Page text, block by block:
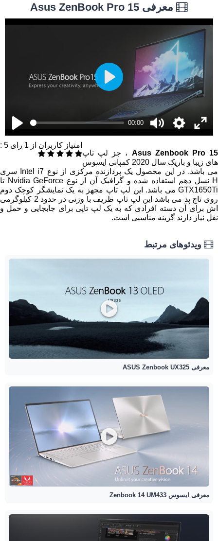
معرفی Asus ZenBook Pro 15
00:00
Play
امتیاز کاربران از 1 رای 5
:
Asus Zenbook Pro 15 ، جز لپ تاپ
های زیبا و باریک سال 2020 کمپانی ایسوس
می باشد. در این محصول یک پردازنده مرکزی از نوع Intel i7 سری
H نسل دهم استفاده شده و گرافیک آن از نوع Nvidia GeForce تا
GTX1650Ti می باشد. این لپ تاپ مجهز به یک نمایشگر کوچک دوم
روی تاچ پد می باشد این لپ تاپ ظریف با وزنی در حدود 2 کیلوگرمی
اش برای آن دسته افرادی که به یک لپ تاپی برای جابجایی و حمل و
نقل نیاز دارند گزینه مناسبی است.
ویدئوهای مرتبط
معرفی ASUS Zenbook UX325
معرفی ایسوس Zenbook 14 UM433